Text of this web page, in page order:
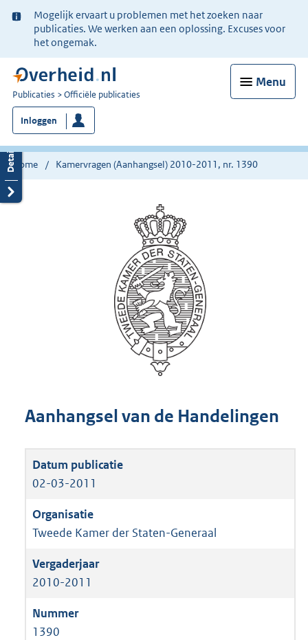
Ter
informatie:
Mogelijk ervaart u problemen met het zoeken naar
publicaties. We werken aan een oplossing. Excuses voor
het ongemak.
Menu
U
bent
nu
hier:
Publicaties Officiële publicaties
Inloggen
Home Kamervragen (Aanhangsel) 2010-2011, nr. 1390
Aanhangsel van de Handelingen
02-03-2011
Tweede Kamer der Staten-Generaal
2010-2011
1390